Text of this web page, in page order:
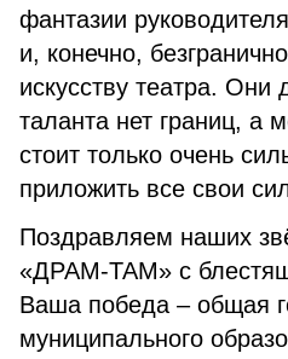
фантазии
и, конечно,
искусству театра. Они
таланта нет границ, а
стоит только очень
приложить все свои
Поздравляем наших
«ДРАМ-ТАМ» с
Ваша победа – общая
муниципального